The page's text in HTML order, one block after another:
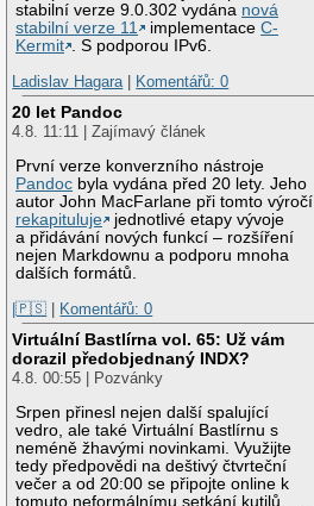
stabilní verze 9.0.302 vydána nová
stabilní verze 11
implementaceC-
Kermit . S podporou IPv6.
Ladislav Hagara | Komentářů: 0
20 let Pandoc
4.8. 11:11 | Zajímavý článek
První verze konverzního nástroje
Pandoc byla vydána před 20 lety. Jeho
autor John MacFarlane při tomto výročí
rekapituluje
jednotlivé etapy vývoje
a přidávání nových funkcí – rozšíření
nejen Markdownu a podporu mnoha
dalších formátů.
|🇵🇸 | Komentářů: 0
Virtuální Bastlírna vol. 65: Už vám
dorazil předobjednaný INDX?
4.8. 00:55 | Pozvánky
Srpen přinesl nejen další spalující
vedro, ale také Virtuální Bastlírnu s
neméně žhavými novinkami. Využijte
tedy předpovědi na deštivý čtvrteční
večer a od 20:00 se připojte online k
tomuto neformálnímu setkání kutilů,